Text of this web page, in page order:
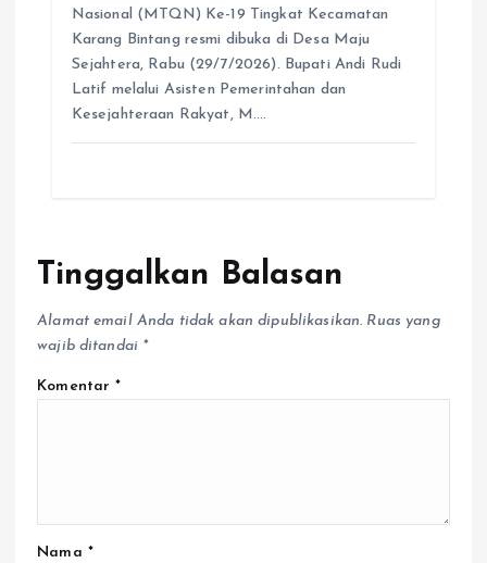
Nasional (MTQN) Ke-19 Tingkat Kecamatan
Karang Bintang resmi dibuka di Desa Maju
Sejahtera, Rabu (29/7/2026). Bupati Andi Rudi
Latif melalui Asisten Pemerintahan dan
Kesejahteraan Rakyat, M.…
Tinggalkan Balasan
Alamat email Anda tidak akan dipublikasikan. Ruas yang
wajib ditandai *
Komentar*
Nama *